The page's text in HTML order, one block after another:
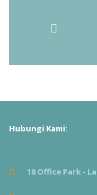
Hubungi Kami:
18 Office Park -